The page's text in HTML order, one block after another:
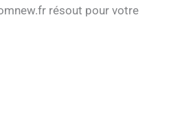
résout pour votre